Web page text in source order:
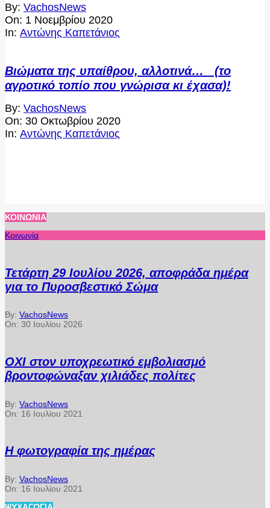
2020-
11-
01
By: VachosNews
On: 1 Νοεμβρίου 2020
In: Αντώνης Καπετάνιος
Βιώματα της υπαίθρου, αλλοτινά… (το
αγροτικό τοπίο που γνώρισα κι έχασα)!
2020-
10-
30
By: VachosNews
On: 30 Οκτωβρίου 2020
In: Αντώνης Καπετάνιος
ΚΟΙΝΩΝΊΑ
Κοινωνία
Τετάρτη 29 Ιουλίου 2026, αποφράδα ημέρα
για το Πυροσβεστικό Σώμα
By: VachosNews
On: 30 Ιουλίου 2026
ΟΧΙ στον υποχρεωτικό εμβολιασμό
βροντοφώναξαν χιλιάδες πολίτες
By: VachosNews
On: 16 Ιουλίου 2021
Η φωτογραφία της ημέρας
By: VachosNews
On: 16 Ιουλίου 2021